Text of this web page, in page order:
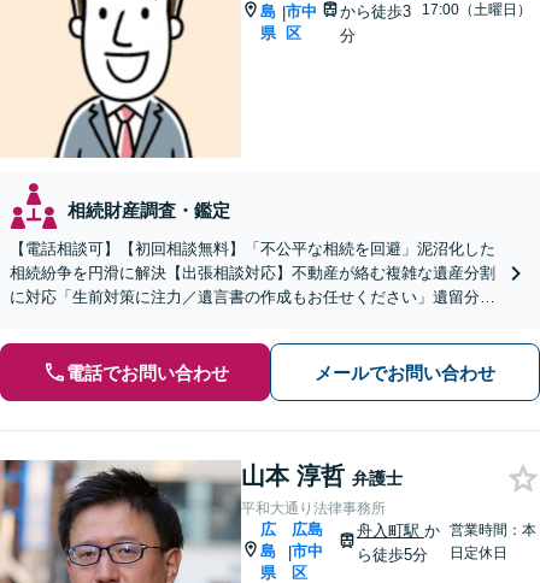
島
県
|市中
区
から徒歩3
分
17:00（土曜日）
相続財産調査・鑑定
【電話相談可】【初回相談無料】「不公平な相続を回避」泥沼化した
相続紛争を円滑に解決【出張相談対応】不動産が絡む複雑な遺産分割
に対応「生前対策に注力／遺言書の作成もお任せください」遺留分侵
電話でお問い合わせ メールでお問い合わせ
山本 淳哲 弁護士
平和大通り法律事務所
広
島
県
|
広島
市中
区
舟入町駅 か
ら徒歩5分
営業時間：本
日定休日